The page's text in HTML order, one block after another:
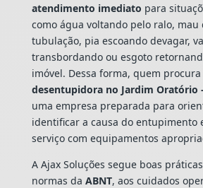
atendimento imediato para
como água voltando pelo ralo, mau
tubulação, pia escoando devagar,
transbordando ou esgoto
imóvel. Dessa forma, quem
desentupidora no Jardim Oratório
uma empresa preparada para
identificar a causa do entupimento
serviço com equipamentos
A Ajax Soluções segue boas
normas da ABNT, aos cuidados